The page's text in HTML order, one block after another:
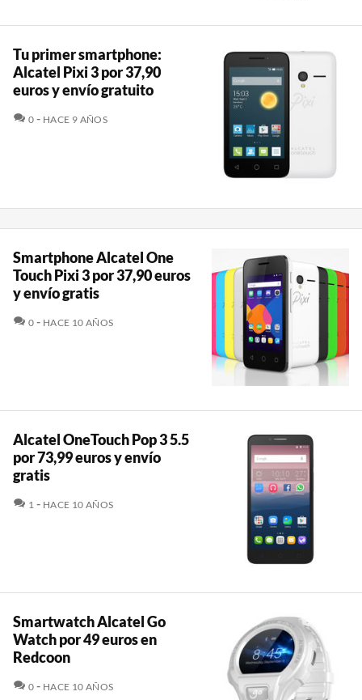
Tu primer smartphone:
Alcatel Pixi 3 por 37,90
euros y envío gratuito
0 COMENTARIOS
HACE 9 AÑOS
Smartphone Alcatel One
Touch Pixi 3 por 37,90 euros
y envío gratis
0 COMENTARIOS
HACE 10 AÑOS
Alcatel OneTouch Pop 3 5.5
por 73,99 euros y envío
gratis
1 COMENTARIOS
HACE 10 AÑOS
Smartwatch Alcatel Go
Watch por 49 euros en
Redcoon
0 COMENTARIOS
HACE 10 AÑOS